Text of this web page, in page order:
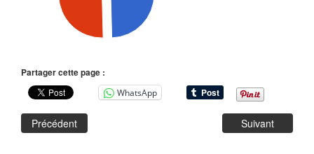
Partager cette page :
WhatsApp
Précédent Suivant